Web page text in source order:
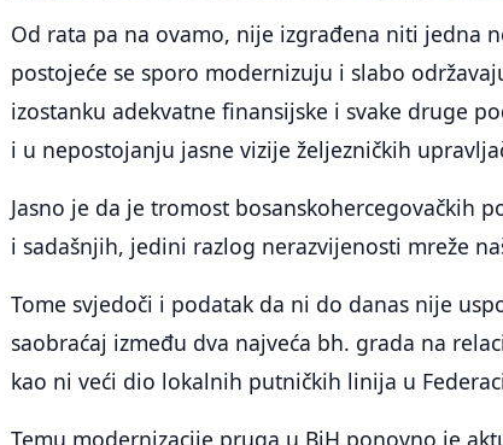
Od rata pa na ovamo, nije izgrađena niti jedna
postojeće se sporo modernizuju i slabo
izostanku adekvatne finansijske i svake druge
i u nepostojanju jasne vizije željezničkih
Jasno je da je tromost bosanskohercegovačkih
i sadašnjih, jedini razlog nerazvijenosti mreže
Tome svjedoči i podatak da ni do danas nije
saobraćaj između dva najveća bh. grada na
kao ni veći dio lokalnih putničkih linija u
Temu modernizacije pruga u BiH ponovno je